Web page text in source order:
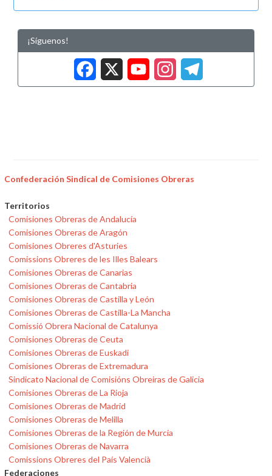
¡Síguenos!
Facebook
X
Confederación Sindical de Comisiones Obreras
Territorios
Comisiones Obreras de Andalucía
Comisiones Obreras de Aragón
Comisiones Obreres d'Asturies
Comissions Obreres de les Illes Balears
Comisiones Obreras de Canarias
Comisiones Obreras de Cantabria
Comisiones Obreras de Castilla y León
Comisiones Obreras de Castilla-La Mancha
Comissió Obrera Nacional de Catalunya
Comisiones Obreras de Ceuta
Comisiones Obreras de Euskadi
Comisiones Obreras de Extremadura
Sindicato Nacional de Comisións Obreiras de Galicia
Comisiones Obreras de La Rioja
Comisiones Obreras de Madrid
Comisiones Obreras de Melilla
Comisiones Obreras de la Región de Murcia
Comisiones Obreras de Navarra
Comissions Obreres del País Valencià
Federaciones